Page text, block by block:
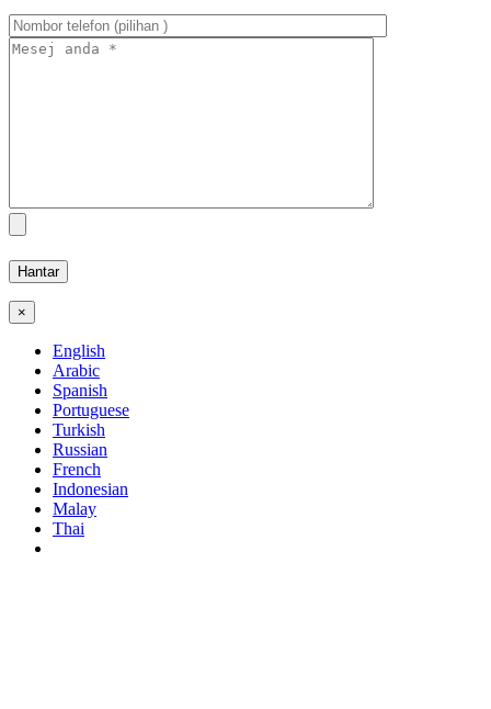
×
English
Arabic
Spanish
Portuguese
Turkish
Russian
French
Indonesian
Malay
Thai